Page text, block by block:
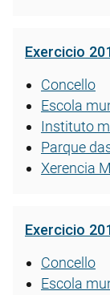
Exercicio
Concello
Escola
Instituto
Parque
Xerencia
Exercicio
Concello
Escola